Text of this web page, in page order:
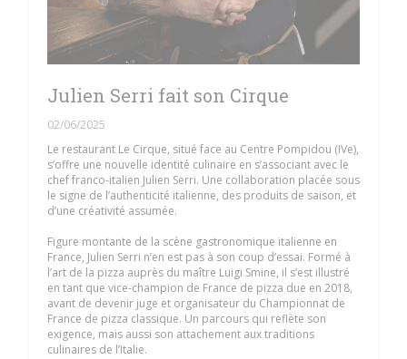
Julien Serri fait son Cirque
02/06/2025
Le restaurant Le Cirque, situé face au Centre Pompidou (IVe),
s’offre une nouvelle identité culinaire en s’associant avec le
chef franco-italien Julien Serri. Une collaboration placée sous
le signe de l’authenticité italienne, des produits de saison, et
d’une créativité assumée.
Figure montante de la scène gastronomique italienne en
France, Julien Serri n’en est pas à son coup d’essai. Formé à
l’art de la pizza auprès du maître Luigi Smine, il s’est illustré
en tant que vice-champion de France de pizza due en 2018,
avant de devenir juge et organisateur du Championnat de
France de pizza classique. Un parcours qui reflète son
exigence, mais aussi son attachement aux traditions
culinaires de l’Italie.